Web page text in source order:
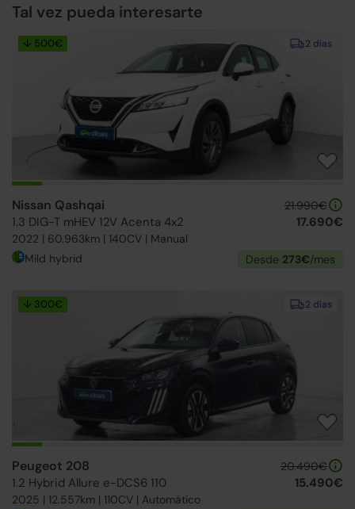
Tal vez pueda interesarte
2 días
↓ 500€
Nissan Qashqai
1.3 DIG-T mHEV 12V Acenta 4x2
2022 | 60.963km | 140CV | Manual
21.990€
17.690€
Mild hybrid Desde 273€/mes
2 días
↓ 300€
Peugeot 208
1.2 Hybrid Allure e-DCS6 110
2025 | 12.557km | 110CV | Automático
20.490€
15.490€